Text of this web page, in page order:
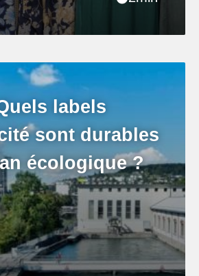
labels
sont durables
écologique ?